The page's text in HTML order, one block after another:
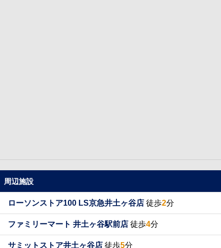
周辺施設
ローソンストア100 LS京急井土ヶ谷店 徒歩2分
ファミリーマート 井土ヶ谷駅前店 徒歩4分
サミットストア井土ヶ谷店 徒歩5分